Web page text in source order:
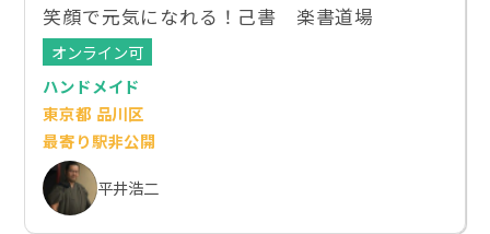
笑顔で元気になれる！己書 楽書道場
オンライン可
ハンドメイド
東京都 品川区
最寄り駅非公開
平井浩二